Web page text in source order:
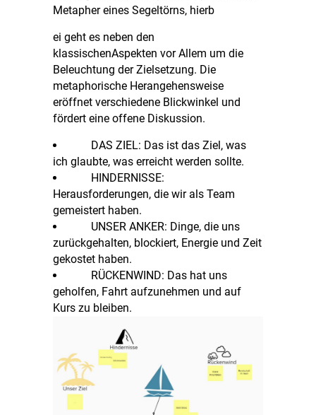
Metapher eines Segeltörns, hierb
ei geht es neben den
klassischenAspekten vor Allem um die
Beleuchtung der Zielsetzung. Die
metaphorische Herangehensweise
eröffnet verschiedene Blickwinkel und
fördert eine offene Diskussion.
DAS ZIEL: Das ist das Ziel, was
ich glaubte, was erreicht werden sollte.
HINDERNISSE:
Herausforderungen, die wir als Team
gemeistert haben.
UNSER ANKER: Dinge, die uns
zurückgehalten, blockiert, Energie und Zeit
gekostet haben.
RÜCKENWIND: Das hat uns
geholfen, Fahrt aufzunehmen und auf
Kurs zu bleiben.